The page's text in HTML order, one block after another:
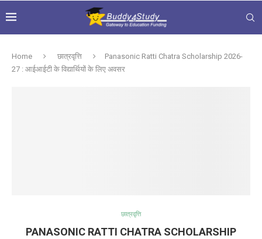
Home छात्रवृत्ति
Panasonic Ratti Chatra Scholarship 2026-
27 : आईआईटी के विद्यार्थियों के लिए अवसर
छात्रवृत्ति
PANASONIC RATTI CHATRA SCHOLARSHIP